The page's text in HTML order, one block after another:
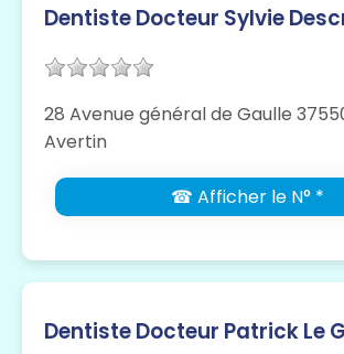
Dentiste Docteur Sylvie
28 Avenue général de Gaulle
Avertin
☎ Afficher le N° *
Dentiste Docteur Patrick Le